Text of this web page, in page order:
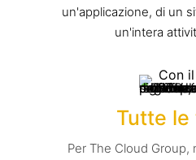
un'applicazione, di un
un'intera
Tutte le
Per The Cloud